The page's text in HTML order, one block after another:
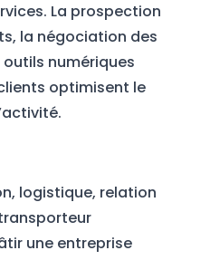
La prospection
la négociation des
numériques
optimisent le
logistique, relation
une entreprise